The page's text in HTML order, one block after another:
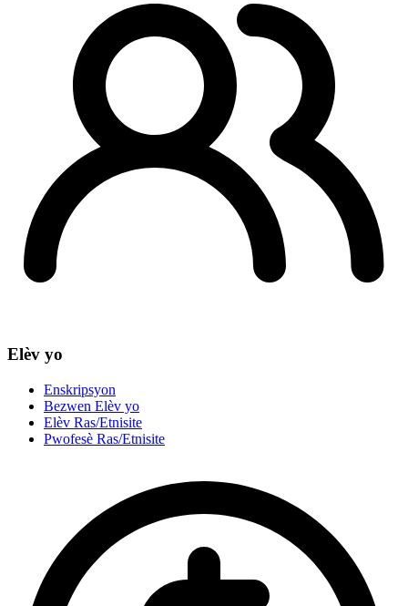
Elèv yo
Enskripsyon
Bezwen Elèv yo
Elèv Ras/Etnisite
Pwofesè Ras/Etnisite